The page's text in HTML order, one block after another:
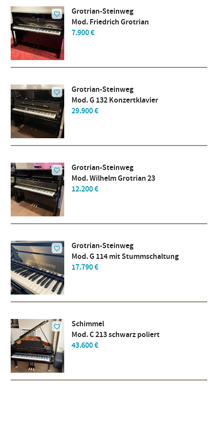
Grotrian-Steinweg
Mod. Friedrich Grotrian
7.900 €
Grotrian-Steinweg
Mod. G 132 Konzertklavier
29.900 €
Grotrian-Steinweg
Mod. Wilhelm Grotrian 23
12.200 €
Grotrian-Steinweg
Mod. G 114 mit Stummschaltung
17.790 €
Schimmel
Mod. C 213 schwarz poliert
43.600 €